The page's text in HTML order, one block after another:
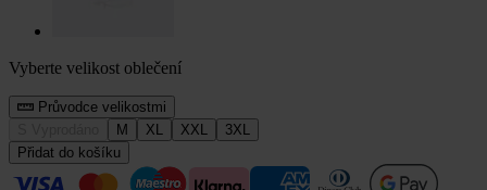
Vyberte velikost oblečení
Průvodce velikostmi
M XL XXL
3XL
Přidat do košíku